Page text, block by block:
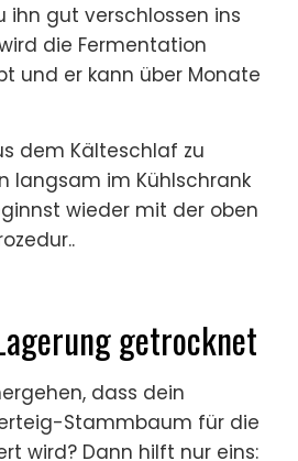
ihn gut verschlossen ins
die Fermentation
und er kann über Monate
dem Kälteschlaf zu
langsam im Kühlschrank
wieder mit der oben
getrocknet
dass dein
Stammbaum für die
wird? Dann hilft nur eins: